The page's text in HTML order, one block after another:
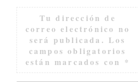
Tu dirección de
correo electrónico no
será publicada. Los
campos obligatorios
están marcados con *